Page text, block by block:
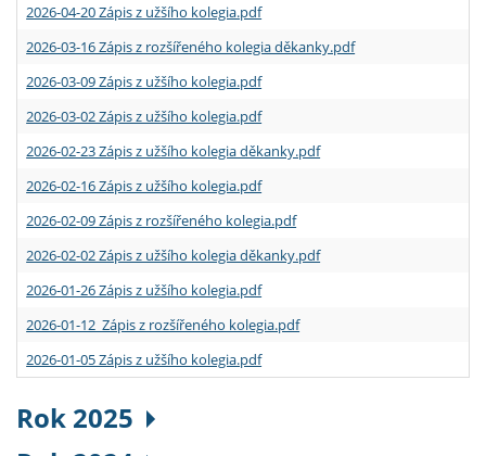
2026-04-20 Zápis z užšího kolegia.pdf
2026-03-16 Zápis z rozšířeného kolegia děkanky.pdf
2026-03-09 Zápis z užšího kolegia.pdf
2026-03-02 Zápis z užšího kolegia.pdf
2026-02-23 Zápis z užšího kolegia děkanky.pdf
2026-02-16 Zápis z užšího kolegia.pdf
2026-02-09 Zápis z rozšířeného kolegia.pdf
2026-02-02 Zápis z užšího kolegia děkanky.pdf
2026-01-26 Zápis z užšího kolegia.pdf
2026-01-12 Zápis z rozšířeného kolegia.pdf
2026-01-05 Zápis z užšího kolegia.pdf
Rok 2025